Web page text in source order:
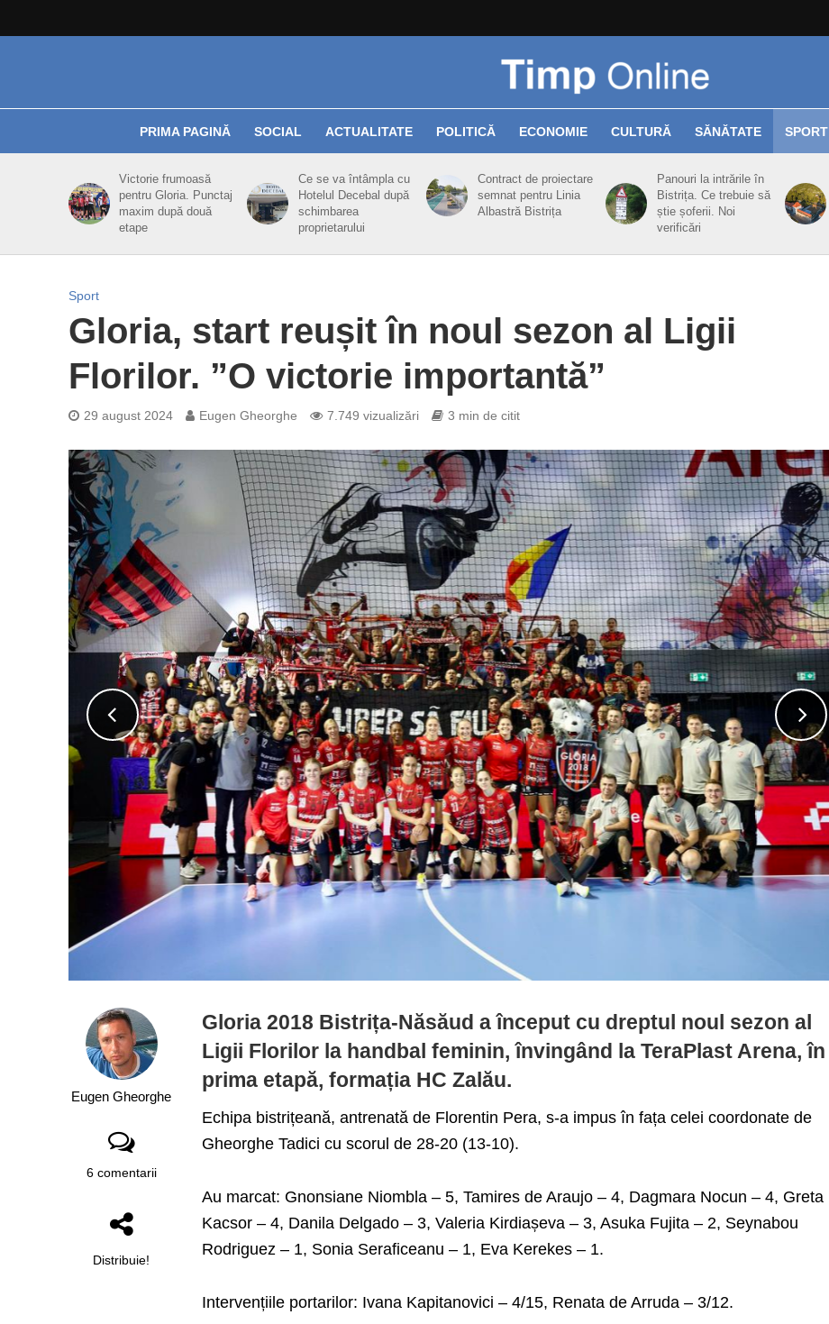
PRIMA PAGINĂ SOCIAL ACTUALITATE POLITICĂ ECONOMIE CULTURĂ SĂNĂTATE SPORT
Victorie frumoasă
pentru Gloria. Punctaj
maxim după două
etape
Ce se va întâmpla cu
Hotelul Decebal după
schimbarea
proprietarului
Contract de proiectare
semnat pentru Linia
Albastră Bistrița
Panouri la intrările în
Bistrița. Ce trebuie să
știe șoferii. Noi
verificări
Sport
Gloria, start reușit în noul sezon al Ligii
Florilor. ”O victorie importantă”
29 august 2024 Eugen Gheorghe 7.749 vizualizări 3 min de citit
Eugen Gheorghe
6 comentarii
Distribuie!
Gloria 2018 Bistrița-Năsăud a început cu dreptul noul sezon al
Ligii Florilor la handbal feminin, învingând la TeraPlast Arena, în
prima etapă, formația HC Zalău.
Echipa bistrițeană, antrenată de Florentin Pera, s-a impus în fața celei coordonate de
Gheorghe Tadici cu scorul de 28-20 (13-10).
Au marcat: Gnonsiane Niombla – 5, Tamires de Araujo – 4, Dagmara Nocun – 4, Greta
Kacsor – 4, Danila Delgado – 3, Valeria Kirdiașeva – 3, Asuka Fujita – 2, Seynabou
Rodriguez – 1, Sonia Seraficeanu – 1, Eva Kerekes – 1.
Intervențiile portarilor: Ivana Kapitanovici – 4/15, Renata de Arruda – 3/12.